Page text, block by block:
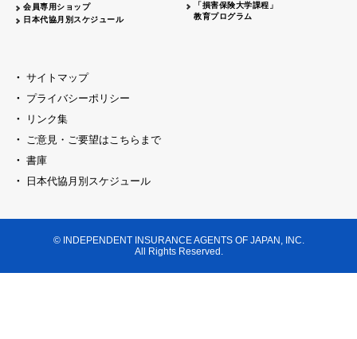
会員専用ショップ
日本代協月別スケジュール
「損害保険大学課程」
教育プログラム
サイトマップ
プライバシーポリシー
リンク集
ご意見・ご要望はこちらまで
書庫
日本代協月別スケジュール
© INDEPENDENT INSURANCE AGENTS OF JAPAN, INC.
All Rights Reserved.